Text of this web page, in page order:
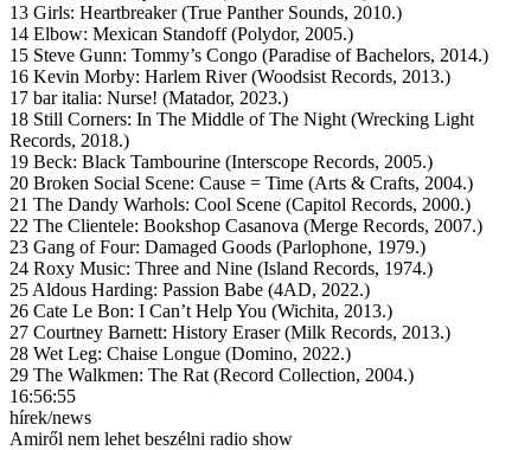
13 Girls: Heartbreaker (True Panther Sounds, 2010.)
14 Elbow: Mexican Standoff (Polydor, 2005.)
15 Steve Gunn: Tommy’s Congo (Paradise of Bachelors, 2014.)
16 Kevin Morby: Harlem River (Woodsist Records, 2013.)
17 bar italia: Nurse! (Matador, 2023.)
18 Still Corners: In The Middle of The Night (Wrecking Light
Records, 2018.)
19 Beck: Black Tambourine (Interscope Records, 2005.)
20 Broken Social Scene: Cause = Time (Arts & Crafts, 2004.)
21 The Dandy Warhols: Cool Scene (Capitol Records, 2000.)
22 The Clientele: Bookshop Casanova (Merge Records, 2007.)
23 Gang of Four: Damaged Goods (Parlophone, 1979.)
24 Roxy Music: Three and Nine (Island Records, 1974.)
25 Aldous Harding: Passion Babe (4AD, 2022.)
26 Cate Le Bon: I Can’t Help You (Wichita, 2013.)
27 Courtney Barnett: History Eraser (Milk Records, 2013.)
28 Wet Leg: Chaise Longue (Domino, 2022.)
29 The Walkmen: The Rat (Record Collection, 2004.)
16:56:55
hírek/news
Amiről nem lehet beszélni radio show